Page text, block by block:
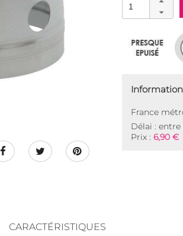
France
Délai : entre
Prix : 6,90 €
CARACTÉRISTIQUES